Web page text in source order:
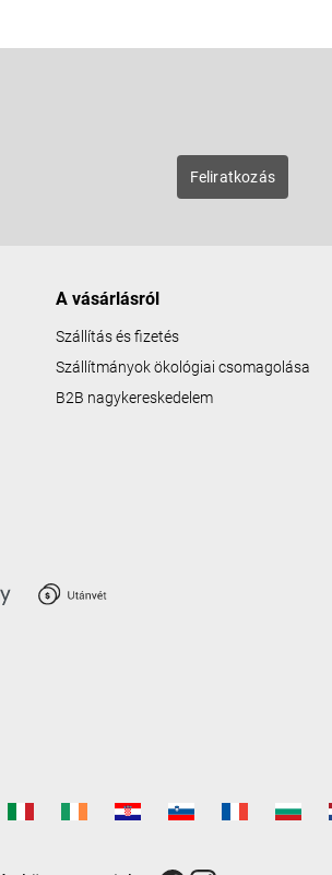
Feliratkozás
A vásárlásról
Szállítás és fizetés
Szállítmányok ökológiai csomagolása
B2B nagykereskedelem